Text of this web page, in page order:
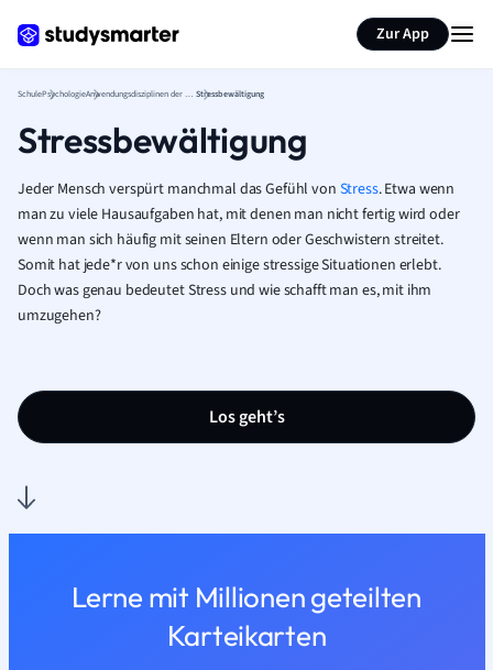
Zur App
SchulePsychologie Anwendungsdisziplinen der Psychologie Stressbewältigung
Stressbewältigung
Jeder Mensch verspürt manchmal das Gefühl von Stress. Etwa wenn
man zu viele Hausaufgaben hat, mit denen man nicht fertig wird oder
wenn man sich häufig mit seinen Eltern oder Geschwistern streitet.
Somit hat jede*r von uns schon einige stressige Situationen erlebt.
Doch was genau bedeutet Stress und wie schafft man es, mit ihm
umzugehen?
Los geht’s
Lerne mit Millionen geteilten
Karteikarten
Seite zusammenfassen